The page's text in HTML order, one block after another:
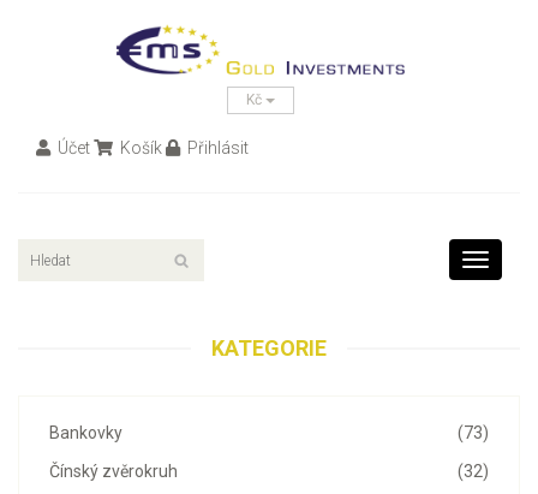
Kč
Účet Košík Přihlásit
Toggle
KATEGORIE
(73)
Bankovky
(32)
Čínský zvěrokruh